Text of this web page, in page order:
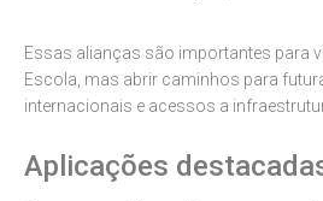
Essas alianças são importantes para
Escola, mas abrir caminhos para
internacionais e acessos a
Aplicações